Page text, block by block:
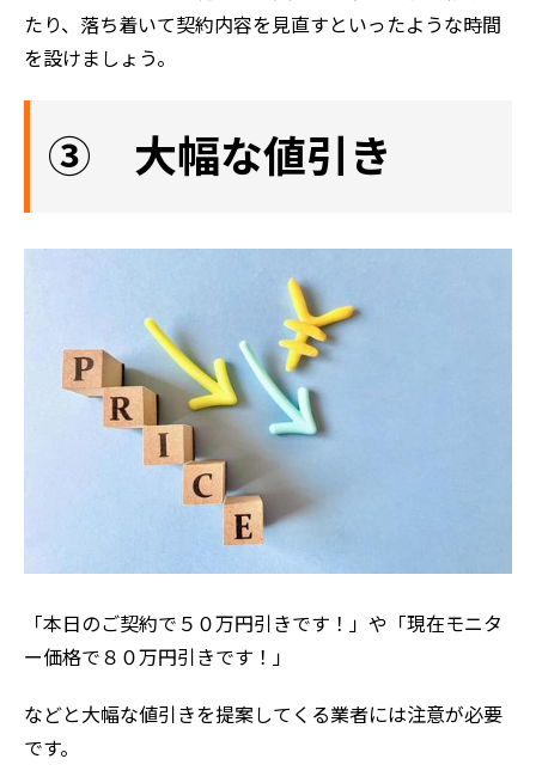
ホーム
選ばれる理由
たり、落ち着いて契約内容を見直すといったような時間
を設けましょう。
③ 大幅な値引き
「本日のご契約で５０万円引きです！」や「現在モニタ
ー価格で８０万円引きです！」
などと大幅な値引きを提案してくる業者には注意が必要
です。